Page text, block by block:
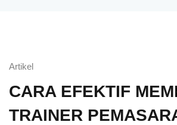
Artikel
CARA EFEKTIF
TRAINER